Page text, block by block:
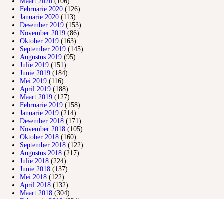
Februarie 2020 (126)
Januarie 2020 (113)
Desember 2019 (153)
November 2019 (86)
Oktober 2019 (163)
September 2019 (145)
Augustus 2019 (95)
Julie 2019 (151)
Junie 2019 (184)
Mei 2019 (116)
April 2019 (188)
Maart 2019 (127)
Februarie 2019 (158)
Januarie 2019 (214)
Desember 2018 (171)
November 2018 (105)
Oktober 2018 (160)
September 2018 (122)
Augustus 2018 (217)
Julie 2018 (224)
Junie 2018 (137)
Mei 2018 (122)
April 2018 (132)
Maart 2018 (304)